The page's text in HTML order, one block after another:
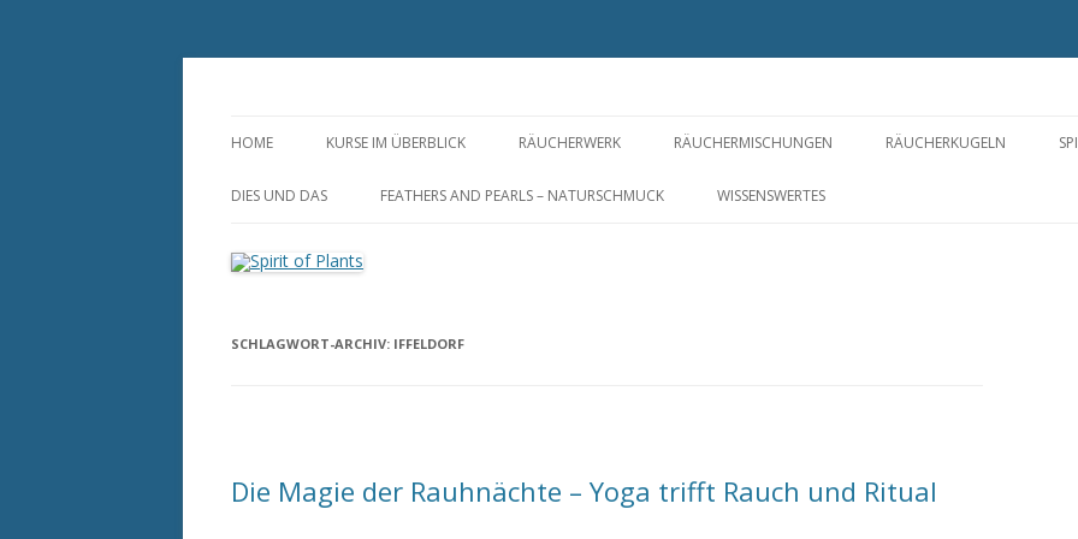
Zum
HOME KURSE IM ÜBERBLICK RÄUCHERWERK
SPIRIT OF PLANTS FOR YOU ©
RÄUCHERMISCHUNGEN
FÜR EIN WOHLIGES ZUHAUSE
RÄUCHERKUGELN
DIES UND DAS FEATHERS AND PEARLS – NATURSCHMUCK
HUTFEDERN UND
HAARSCHMUCK AUS
WISSENSWERTES
SCHLAGWORT-ARCHIV: IFFELDORF
Die Magie der Rauhnächte – Yoga trifft Rauch und Ritual